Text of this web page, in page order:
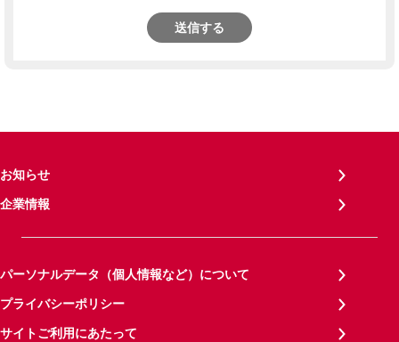
送信する
お知らせ
企業情報
パーソナルデータ（個人情報など）について
プライバシーポリシー
サイトご利用にあたって